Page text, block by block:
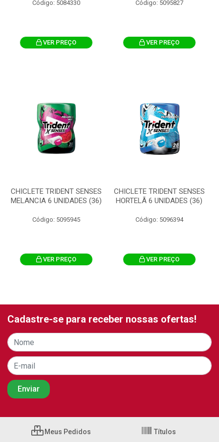
Código: 5084330
VER PREÇO
Código: 5095827
VER PREÇO
CHICLETE TRIDENT SENSES
MELANCIA 6 UNIDADES (36)
Código: 5095945
VER PREÇO
CHICLETE TRIDENT SENSES
HORTELÃ 6 UNIDADES (36)
Código: 5096394
VER PREÇO
Cadastre-se para receber nossas ofertas!
Meus Pedidos Títulos